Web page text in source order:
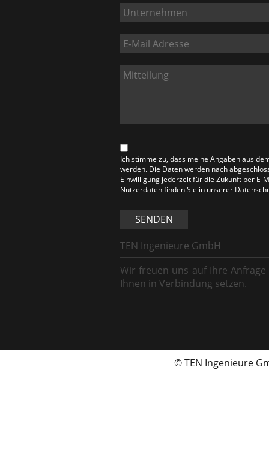
Ich stimme zu, dass meine Angaben aus
werden. Die Daten werden nach
Einwilligung jederzeit für die Zukunft per
Nutzerdaten finden Sie in unserer
SENDEN
TEN Ingenieure GmbH
Wir freuen uns auf Ihre
Ihnen in Verbindung setzen.
© TEN Ingenieure